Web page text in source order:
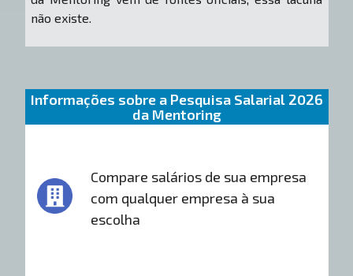
não existe.
Informações sobre a Pesquisa Salarial 2026
da Mentoring
Compare salários de sua empresa
com qualquer empresa à sua
escolha